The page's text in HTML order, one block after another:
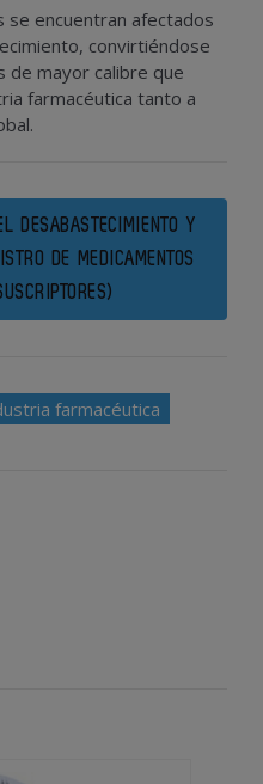
se encuentran afectados
convirtiéndose
de mayor calibre que
farmacéutica tanto a
DESABASTECIMIENTO Y
DE MEDICAMENTOS
farmacéutica